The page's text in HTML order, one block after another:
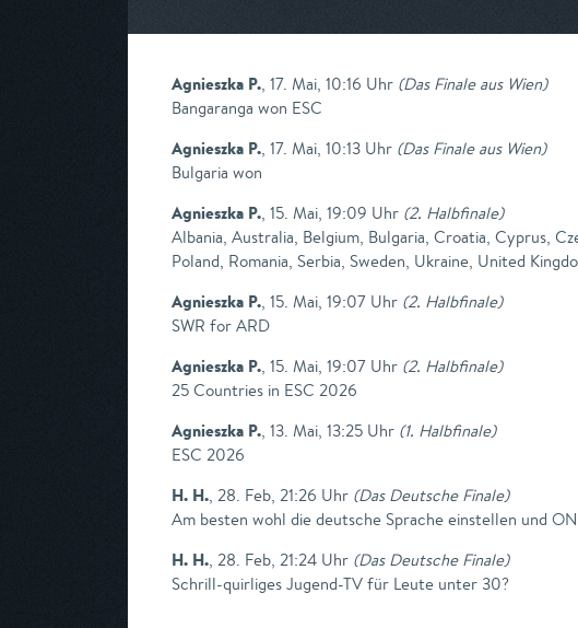
Agnieszka P., 17. Mai, 10:16 Uhr (Das Finale aus Wien)
Bangaranga won ESC
Agnieszka P., 17. Mai, 10:13 Uhr (Das Finale aus Wien)
Bulgaria won
Agnieszka P., 15. Mai, 19:09 Uhr (2. Halbfinale)
Albania, Australia, Belgium, Bulgaria, Croatia, Cyprus,
Poland, Romania, Serbia, Sweden, Ukraine, United
Agnieszka P., 15. Mai, 19:07 Uhr (2. Halbfinale)
SWR for ARD
Agnieszka P., 15. Mai, 19:07 Uhr (2. Halbfinale)
25 Countries in ESC 2026
Agnieszka P., 13. Mai, 13:25 Uhr (1. Halbfinale)
ESC 2026
H. H., 28. Feb, 21:26 Uhr (Das Deutsche Finale)
Am besten wohl die deutsche Sprache einstellen und
H. H., 28. Feb, 21:24 Uhr (Das Deutsche Finale)
Schrill-quirliges Jugend-TV für Leute unter 30?